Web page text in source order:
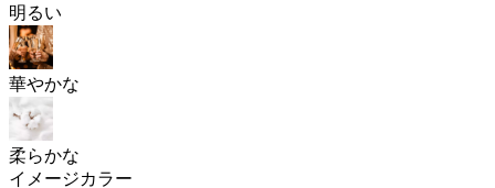
明るい
華やかな
柔らかな
イメージカラー